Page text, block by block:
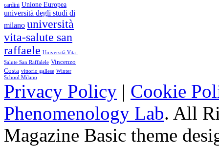
cardini Unione Europea
università degli studi di
milano università
vita-salute san
raffaele Università Vita-
Salute San Raffalele Vincenzo
Costa vittorio gallese Winter
School Milano
Privacy Policy | Cookie
Phenomenology Lab. All
Magazine Basic theme